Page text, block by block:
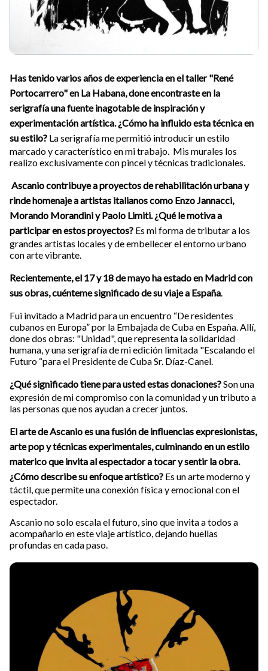
Has tenido varios años de experiencia en el taller "René
Portocarrero" en La Habana, done encontraste en la
serigrafía una fuente inagotable de inspiración y
experimentación artística. ¿Cómo ha influido esta técnica en
su estilo? La serigrafía me permitió introducir un estilo
marcado y característico en mi trabajo. Mis murales los
realizo exclusivamente con pincel y técnicas tradicionales.
Ascanio contribuye a proyectos de rehabilitación urbana y
rinde homenaje a artistas italianos como Enzo Jannacci,
Morando Morandini y Paolo Limiti. ¿Qué le motiva a
participar en estos proyectos? Es mi forma de tributar a los
grandes artistas locales y de embellecer el entorno urbano
con arte vibrante.
Recientemente, el 17 y 18 de mayo ha estado en Madrid con
sus obras, cuénteme significado de su viaje a España
Fui invitado a Madrid para un encuentro “De residentes
cubanos en Europa” por la Embajada de Cuba en España. Allí,
done dos obras: "Unidad", que representa la solidaridad
humana, y una serigrafía de mi edición limitada "Escalando el
Futuro “para el Presidente de Cuba Sr. Díaz-Canel.
¿Qué significado tiene para usted estas donaciones?Son una
expresión de mi compromiso con la comunidad y un tributo a
las personas que nos ayudan a crecer juntos.
El arte de Ascanio es una fusión de influencias expresionistas,
arte pop y técnicas experimentales, culminando en un estilo
materico que invita al espectador a tocar y sentir la obra.
¿Cómo describe su enfoque artístico? Es un arte moderno y
táctil, que permite una conexión física y emocional con el
espectador.
Ascanio no solo escala el futuro, sino que invita a todos a
acompañarlo en este viaje artístico, dejando huellas
profundas en cada paso.